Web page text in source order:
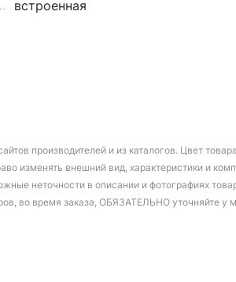
встроенная
производителей и из каталогов. Цвет
изменять внешний вид, характеристики и
неточности в описании и фотографиях
во время заказа, ОБЯЗАТЕЛЬНО уточняйте